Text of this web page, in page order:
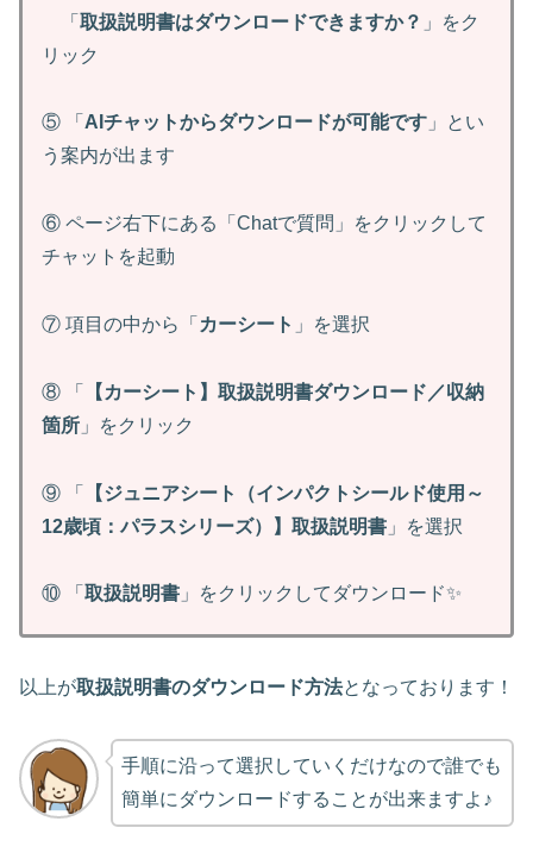
「 取扱説明書はダウンロードできますか？ 」をク
リック
⑤ 「 AIチャットからダウンロードが可能です 」とい
う案内が出ます
⑥ ページ右下にある「Chatで質問」をクリックして
チャットを起動
⑦ 項目の中から「 カーシート 」を選択
⑧ 「
【カーシート】取扱説明書ダウンロード／収納
箇所 」をクリック
⑨ 「
【ジュニアシート（インパクトシールド使用～
12歳頃：パラスシリーズ）】取扱説明書 」を選択
⑩ 「 取扱説明書 」をクリックしてダウンロード✨
以上が取扱説明書のダウンロード方法となっております！
手順に沿って選択していくだけなので誰でも
簡単にダウンロードすることが出来ますよ♪